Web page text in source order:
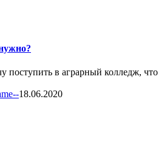
поступить в аграрный колледж, что
18.06.2020